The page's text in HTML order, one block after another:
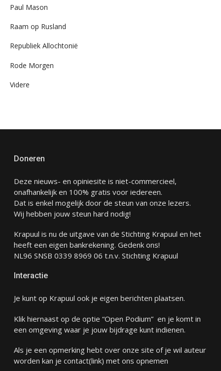
Paul Mason
Raam op Rusland
Republiek Allochtonië
Rode Morgen
Videre
Doneren
Deze nieuws- en opiniesite is niet-commercieel,
onafhankelijk en 100% gratis voor iedereen.
Dat is enkel mogelijk door de steun van onze lezers.
Wij hebben jouw steun hard nodig!
Krapuul is nu de uitgave van de Stichting Krapuul en het
heeft een eigen bankrekening. Gedenk ons!
NL96 SNSB 0339 8969 06 t.n.v. Stichting Krapuul
Interactie
Je kunt op Krapuul ook je eigen berichten plaatsen.
Klik hiernaast op de optie “Open Podium” en je komt in
een omgeving waar je jouw bijdrage kunt indienen.
Als je een opmerking hebt over onze site of je wil auteur
worden kan je contact(link) met ons opnemen